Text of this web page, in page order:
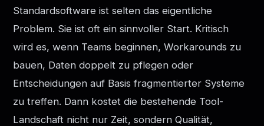
Standardsoftware ist selten das eigentliche
Problem. Sie ist oft ein sinnvoller Start. Kritisch
wird es, wenn Teams beginnen, Workarounds zu
bauen, Daten doppelt zu pflegen oder
Entscheidungen auf Basis fragmentierter Systeme
zu treffen. Dann kostet die bestehende Tool-
Landschaft nicht nur Zeit, sondern Qualität,